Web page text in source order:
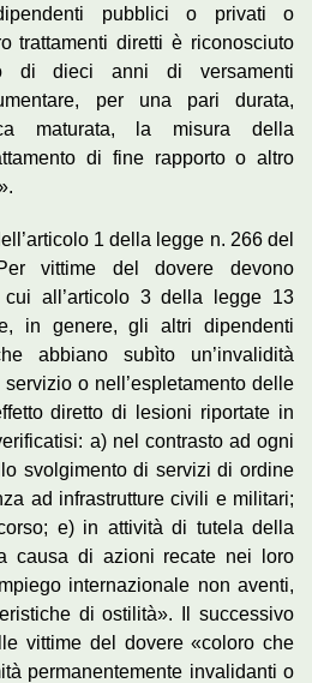
pubblici o privati o
trattamenti diretti è riconosciuto
di dieci anni di versamenti
per una pari durata,
maturata, la misura della
di fine rapporto o altro
1 della legge n. 266 del
vittime del dovere devono
all’articolo 3 della legge 13
in genere, gli altri dipendenti
abbiano subìto un’invalidità
o nell’espletamento delle
diretto di lesioni riportate in
a) nel contrasto ad ogni
svolgimento di servizi di ordine
ad infrastrutture civili e militari;
e) in attività di tutela della
causa di azioni recate nei loro
internazionale non aventi,
di ostilità». Il successivo
vittime del dovere «coloro che
permanentemente invalidanti o